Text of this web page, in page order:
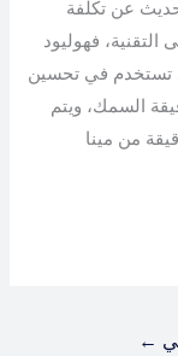
عن تكلفة
فهوليود
تستخدم في تحسين
السمك، ويتم
من مينا
←